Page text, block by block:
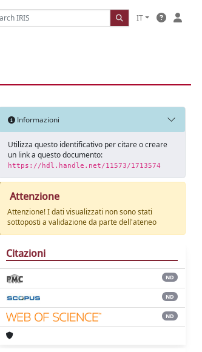
IT
Informazioni
Utilizza questo identificativo per citare o creare
un link a questo documento:
https://hdl.handle.net/11573/1713574
Attenzione
Attenzione! I dati visualizzati non sono stati
sottoposti a validazione da parte dell'ateneo
Citazioni
ND
ND
ND